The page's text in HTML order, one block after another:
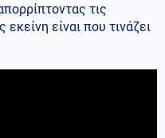
τις
είναι που τινάζει